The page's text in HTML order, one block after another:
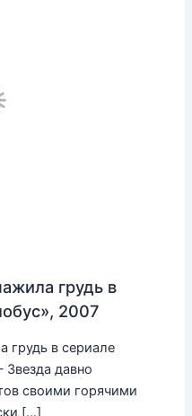
грудь в
2007
грудь в сериале
давно
своими горячими
[…]